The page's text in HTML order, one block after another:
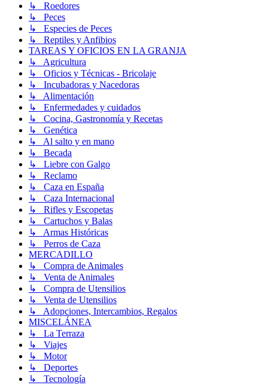
↳ Roedores
↳ Peces
↳ Especies de Peces
↳ Reptiles y Anfibios
TAREAS Y OFICIOS EN LA GRANJA
↳ Agricultura
↳ Oficios y Técnicas - Bricolaje
↳ Incubadoras y Nacedoras
↳ Alimentación
↳ Enfermedades y cuidados
↳ Cocina, Gastronomía y Recetas
↳ Genética
↳ Al salto y en mano
↳ Becada
↳ Liebre con Galgo
↳ Reclamo
↳ Caza en España
↳ Caza Internacional
↳ Rifles y Escopetas
↳ Cartuchos y Balas
↳ Armas Históricas
↳ Perros de Caza
MERCADILLO
↳ Compra de Animales
↳ Venta de Animales
↳ Compra de Utensilios
↳ Venta de Utensilios
↳ Adopciones, Intercambios, Regalos
MISCELÁNEA
↳ La Terraza
↳ Viajes
↳ Motor
↳ Deportes
↳ Tecnología